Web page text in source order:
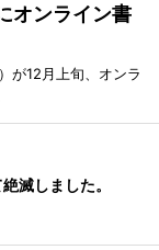
オンライン書
が12月上旬、オンラ
滅しました。